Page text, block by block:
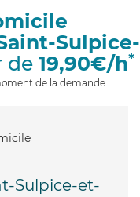
i
o
n
Sulpice-
de 19,90€/h*
de la demande
Sulpice-et-